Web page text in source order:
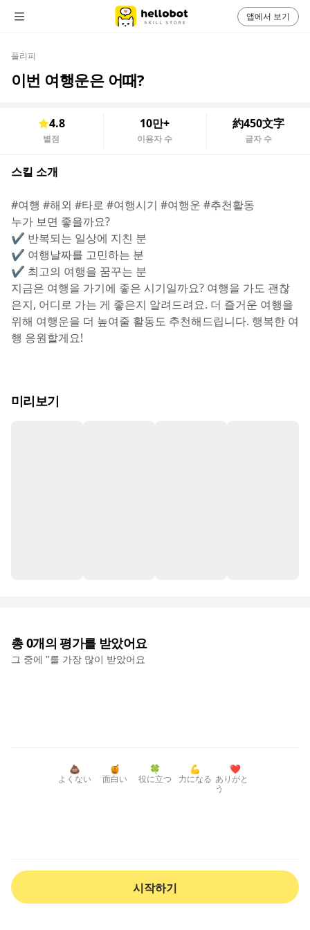
풀리피
이번 여행운은 어때?
4.8
별점
10만+
이용자 수
約450文字
글자 수
스킬 소개
#여행 #해외 #타로 #여행시기 #여행운 #추천활동
누가 보면 좋을까요?
✔️ 반복되는 일상에 지친 분
✔️ 여행날짜를 고민하는 분
✔️ 최고의 여행을 꿈꾸는 분
지금은 여행을 가기에 좋은 시기일까요? 여행을 가도 괜찮
은지, 어디로 가는 게 좋은지 알려드려요. 더 즐거운 여행을
위해 여행운을 더 높여줄 활동도 추천해드립니다. 행복한 여
행 응원할게요!
미리보기
총0개의 평가를 받았어요
그 중에 ''를 가장 많이 받았어요
💩
よくない
🍯
面白い
🍀
役に立つ
💪
力になる
❤️
ありがと
う
시작하기
앱에서 보기